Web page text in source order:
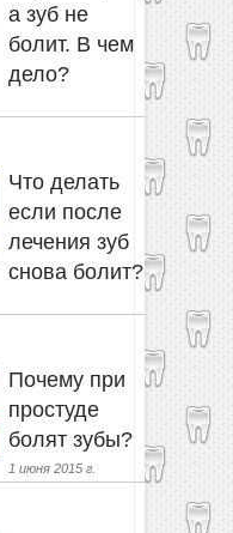
а зуб не
болит. В чем
дело?
Что делать
если после
лечения зуб
снова болит?
Почему при
простуде
болят зубы?
1 июня 2015 г.